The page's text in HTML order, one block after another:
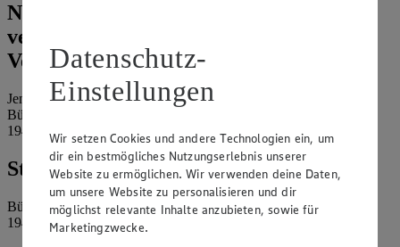
Name und Kontaktdaten der
verantwortlichen Stelle und ggf. deren
Vertretung:
Jens Meier e.K.
Bützower Straße 1
19417 Warin
Standort des Marktes:
Bützower Straße 1
19417 Warin
Datenschutz-
Einstellungen
Wir setzen Cookies und andere Technologien ein, um
dir ein bestmögliches Nutzungserlebnis unserer
Website zu ermöglichen. Wir verwenden deine Daten,
um unsere Website zu personalisieren und dir
möglichst relevante Inhalte anzubieten, sowie für
Marketingzwecke.